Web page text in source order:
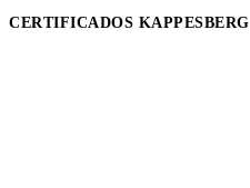
CERTIFICADOS KAPPESBERG